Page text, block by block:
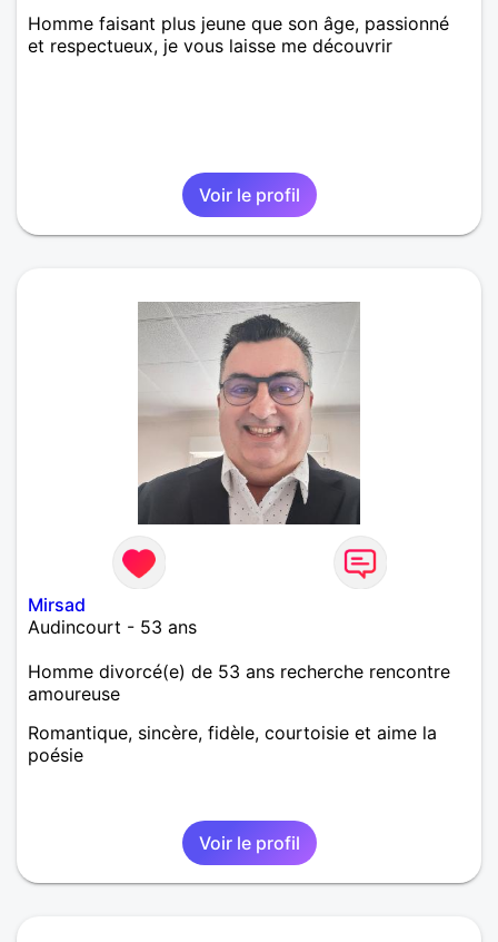
Homme faisant plus jeune que son âge, passionné
et respectueux, je vous laisse me découvrir
Voir le profil
Mirsad
Audincourt - 53 ans
Homme divorcé(e) de 53 ans recherche rencontre
amoureuse
Romantique, sincère, fidèle, courtoisie et aime la
poésie
Voir le profil